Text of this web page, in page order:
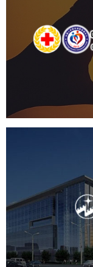
中国人
国企